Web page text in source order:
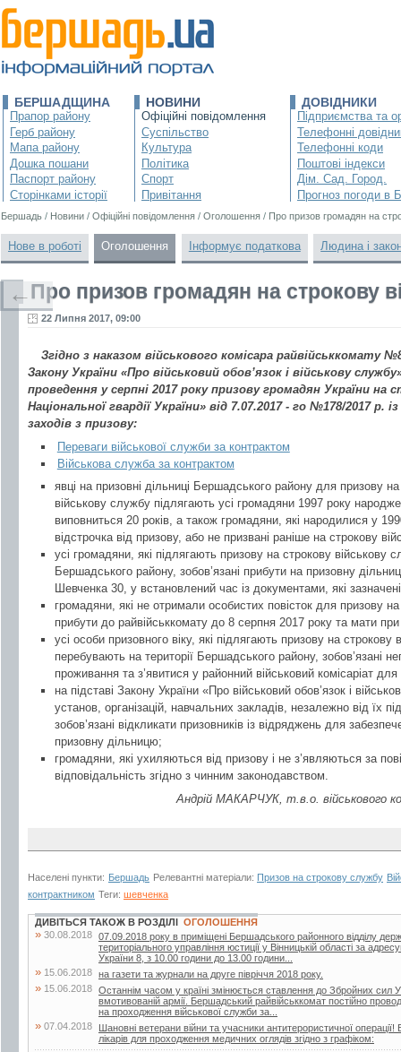
БЕРШАДЩИНА
Прапор району
Герб району
Мапа району
Дошка пошани
Паспорт району
Сторінками історії
НОВИНИ
Офіційні повідомлення
Суспільство
Культура
Політика
Спорт
Привітання
ДОВІДНИКИ
Підприємства та
Телефонні
Телефонні коди
Поштові індекси
Дім. Сад. Город.
Прогноз погоди в
Бершадь / Новини / Офіційні повідомлення / Оголошення / Про призов громадян на
Нове в роботі Оголошення Інформує податкова Людина і
Про призов громадян на строкову
22 Липня 2017, 09:00
Згідно з наказом військового комісара райвійськкомату
Закону України «Про військовий обов’язок і військову
проведення у серпні 2017 року призову громадян України на
Національної гвардії України» від 7.07.2017 - го №178/2017 р.
заходів з призову:
Переваги військової служби за контрактом
Військова служба за контрактом
явці на призовні дільниці Бершадського району для призову
військову службу підлягають усі громадяни 1997 року
виповниться 20 років, а також громадяни, які народилися у
відстрочка від призову, або не призвані раніше на строкову
усі громадяни, які підлягають призову на строкову військову
Бершадського району, зобов’язані прибути на призовну
Шевченка 30, у встановлений час із документами, які
громадяни, які не отримали особистих повісток для призову
прибути до райвійськкомату до 8 серпня 2017 року та мати
усі особи призовного віку, які підлягають призову на
перебувають на території Бершадського району, зобов’язані
проживання та з’явитися у районний військовий комісаріат
на підставі Закону України «Про військовий обов’язок і
установ, організацій, навчальних закладів, незалежно від їх
зобов’язані відкликати призовників із відряджень для
призовну дільницю;
громадяни, які ухиляються від призову і не з’являються за
відповідальність згідно з чинним законодавством.
Андрій МАКАРЧУК, т.в.о. військового
Населені пункти: Бершадь Релевантні матеріали: Призов на строкову службу
контрактником Теги: шевченка
←
ДИВІТЬСЯ ТАКОЖ В РОЗДІЛІ ОГОЛОШЕННЯ
» 30.08.2018 07.09.2018 року в приміщені Бершадського районного відділу
територіального управління юстиції у Вінницькій області за
України 8, з 10.00 години до 13.00 години...
» 15.06.2018 на газети та журнали на друге півріччя 2018 року.
» 15.06.2018 Останнім часом у країні змінюється ставлення до Збройних сил
вмотивованій армії. Бершадський райвійськкомат постійно
на проходження військової служби за...
» 07.04.2018
Шановні ветерани війни та учасники антитерористичної
лікарів для проходження медичних оглядів згідно з графіком: